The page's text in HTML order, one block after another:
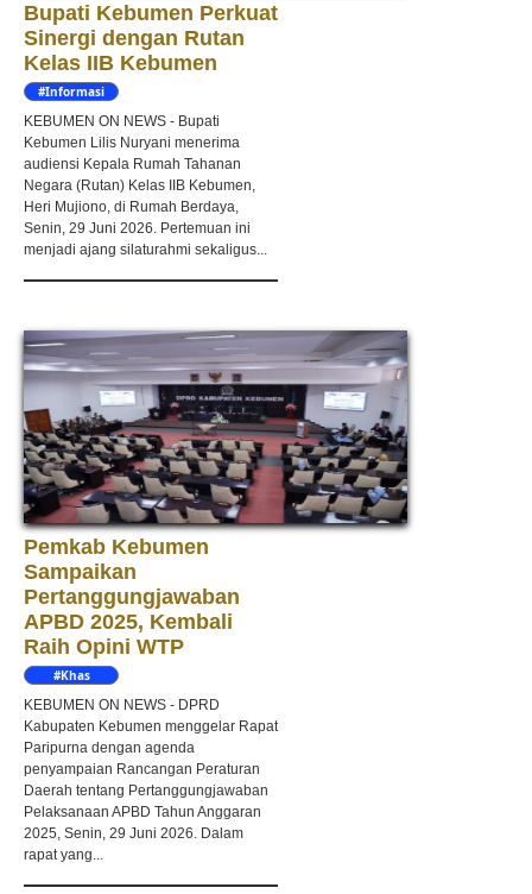
Bupati Kebumen Perkuat
Sinergi dengan Rutan
Kelas IIB Kebumen
#Informasi
KEBUMEN ON NEWS - Bupati
Kebumen Lilis Nuryani menerima
audiensi Kepala Rumah Tahanan
Negara (Rutan) Kelas IIB Kebumen,
Heri Mujiono, di Rumah Berdaya,
Senin, 29 Juni 2026. Pertemuan ini
menjadi ajang silaturahmi sekaligus...
Pemkab Kebumen
Sampaikan
Pertanggungjawaban
APBD 2025, Kembali
Raih Opini WTP
#Khas
KEBUMEN ON NEWS - DPRD
Kabupaten Kebumen menggelar Rapat
Paripurna dengan agenda
penyampaian Rancangan Peraturan
Daerah tentang Pertanggungjawaban
Pelaksanaan APBD Tahun Anggaran
2025, Senin, 29 Juni 2026. Dalam
rapat yang...